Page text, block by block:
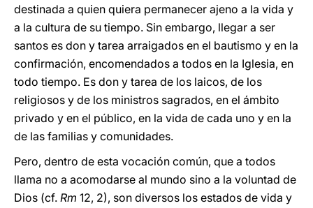
destinada a quien quiera permanecer ajeno a la vida y
a la cultura de su tiempo. Sin embargo, llegar a ser
santos es don y tarea arraigados en el bautismo y en la
confirmación, encomendados a todos en la Iglesia, en
todo tiempo. Es don y tarea de los laicos, de los
religiosos y de los ministros sagrados, en el ámbito
privado y en el público, en la vida de cada uno y en la
de las familias y comunidades.
Pero, dentro de esta vocación común, que a todos
llama no a acomodarse al mundo sino a la voluntad de
Dios (cf. Rm 12, 2), son diversos los estados de vida y